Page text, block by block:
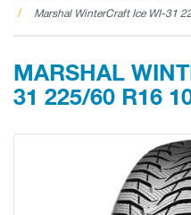
Marshal WinterCraft Ice WI-31
MARSHAL
31 225/60 R16